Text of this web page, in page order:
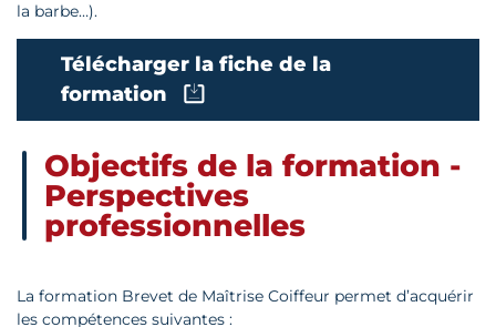
la barbe…).
Télécharger la fiche de la
formation
Objectifs de la formation -
Perspectives
professionnelles
La formation Brevet de Maîtrise Coiffeur permet d’acquérir
les compétences suivantes :